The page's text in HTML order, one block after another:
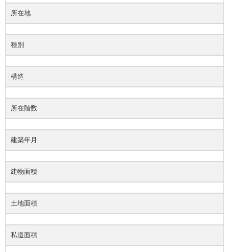
所在地
種別
構造
所在階数
建築年月
建物面積
土地面積
私道面積